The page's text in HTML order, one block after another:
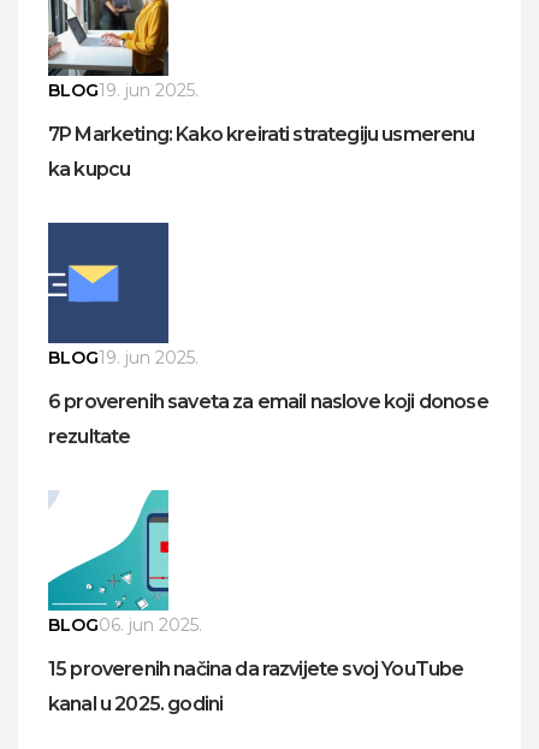
BLOG19. jun 2025.
7P Marketing: Kako kreirati strategiju usmerenu
ka kupcu
BLOG19. jun 2025.
6 proverenih saveta za email naslove koji donose
rezultate
BLOG06. jun 2025.
15 proverenih načina da razvijete svoj YouTube
kanal u 2025. godini